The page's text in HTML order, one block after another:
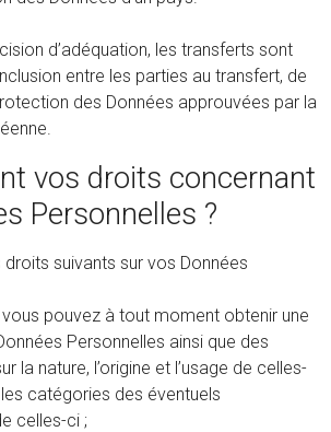
d’adéquation, les transferts sont
entre les parties au transfert, de
des Données approuvées par la
vos droits concernant
Personnelles ?
suivants sur vos Données
vous pouvez à tout moment obtenir une
Personnelles ainsi que des
la nature, l’origine et l’usage de celles-
les catégories des éventuels
celles-ci ;